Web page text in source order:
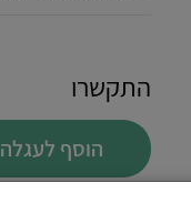
התקשרו
הוסף לעגלה